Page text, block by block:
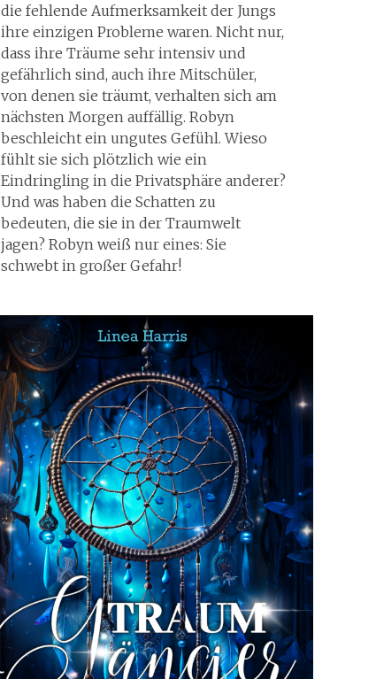
die fehlende Aufmerksamkeit der Jungs
ihre einzigen Probleme waren. Nicht nur,
dass ihre Träume sehr intensiv und
gefährlich sind, auch ihre Mitschüler,
von denen sie träumt, verhalten sich am
nächsten Morgen auffällig. Robyn
beschleicht ein ungutes Gefühl. Wieso
fühlt sie sich plötzlich wie ein
Eindringling in die Privatsphäre anderer?
Und was haben die Schatten zu
bedeuten, die sie in der Traumwelt
jagen? Robyn weiß nur eines: Sie
schwebt in großer Gefahr!